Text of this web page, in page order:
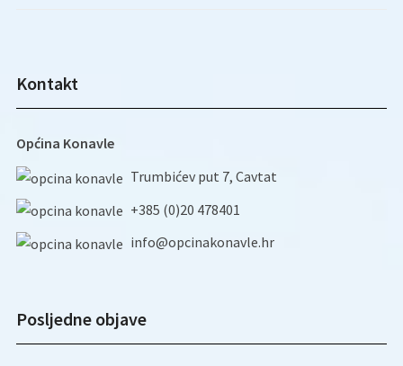
Kontakt
Općina Konavle
Trumbićev put 7, Cavtat
+385 (0)20 478401
info@opcinakonavle.hr
Posljedne objave